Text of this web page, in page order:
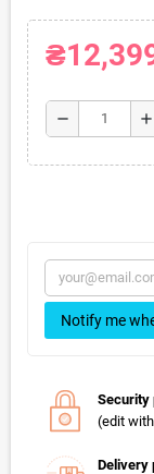
remove add
Notify me
Security
(edit
Delivery